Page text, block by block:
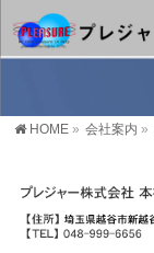
HOME » 会社案内 »